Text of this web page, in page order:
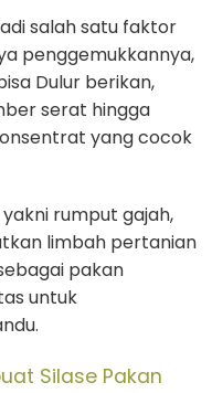
salah satu faktor
penggemukkannya,
Dulur berikan,
serat hingga
yang cocok
rumput gajah,
limbah pertanian
pakan
untuk
Silase Pakan